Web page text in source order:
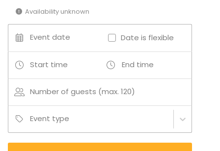
Availability unknown
Event date Date is flexible
Start time End time
Number of guests (max. 120)
Event type